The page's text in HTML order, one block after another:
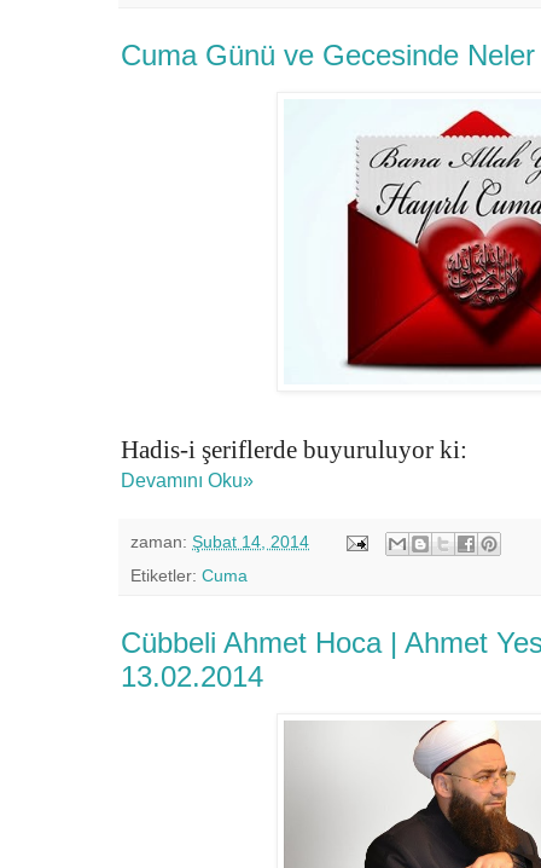
Cuma Günü ve Gecesinde
Hadis-i şeriflerde buyuruluyor ki:
Devamını Oku»
zaman: Şubat 14, 2014
Etiketler: Cuma
Cübbeli Ahmet Hoca | Ahmet
13.02.2014